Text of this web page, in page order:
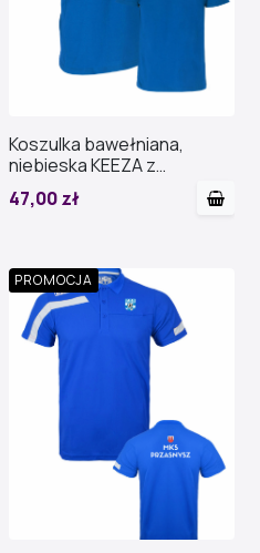
Koszulka bawełniana,
niebieska KEEZA z
nadrukiem
47,00 zł
PROMOCJA